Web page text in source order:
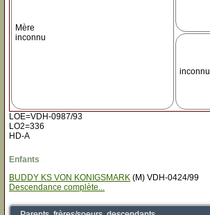
Mère
inconnu
inconnu
LOE=VDH-0987/93
LO2=336
HD-A
Enfants
BUDDY KS VON KONIGSMARK (M) VDH-0424/99
Descendance complète...